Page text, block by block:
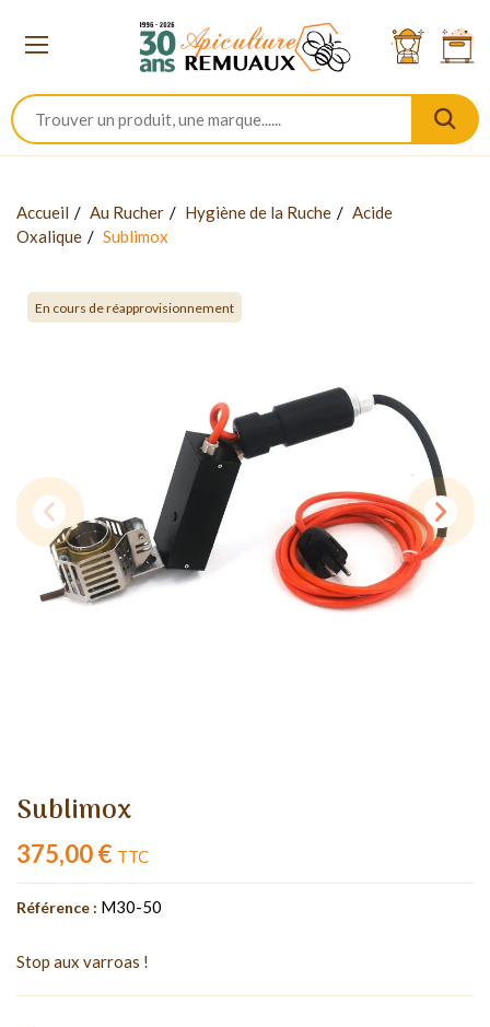
Accueil Au Rucher Hygiène de la Ruche
Acide
Oxalique
Sublimox
En cours de réapprovisionnement
Sublimox
375,00 € TTC
Référence : M30-50
Stop aux varroas !